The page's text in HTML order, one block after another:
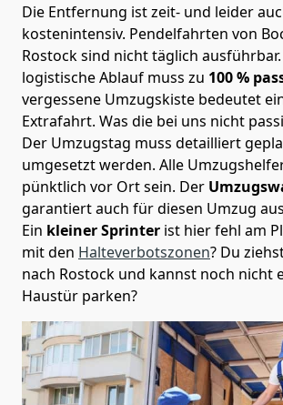
Die Entfernung ist zeit- und leider
kostenintensiv. Pendelfahrten von
Rostock sind nicht täglich ausführbar.
logistische Ablauf muss zu 100 %
vergessene Umzugskiste bedeutet
Extrafahrt. Was die bei uns nicht
Der Umzugstag muss detailliert
umgesetzt werden. Alle
pünktlich vor Ort sein. Der
garantiert auch für diesen Umzug
Ein kleiner Sprinter ist hier fehl am
mit den Halteverbotszonen? Du
nach Rostock und kannst noch nicht
Haustür parken?